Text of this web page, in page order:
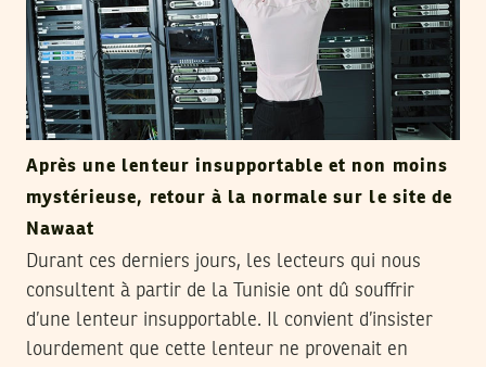
Après une lenteur insupportable et non moins
mystérieuse, retour à la normale sur le site de
Nawaat
Durant ces derniers jours, les lecteurs qui nous
consultent à partir de la Tunisie ont dû souffrir
d’une lenteur insupportable. Il convient d’insister
lourdement que cette lenteur ne provenait en